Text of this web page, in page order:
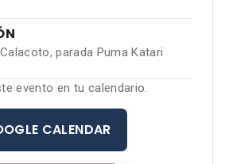
parada Puma Katari
evento en tu calendario.
CALENDAR